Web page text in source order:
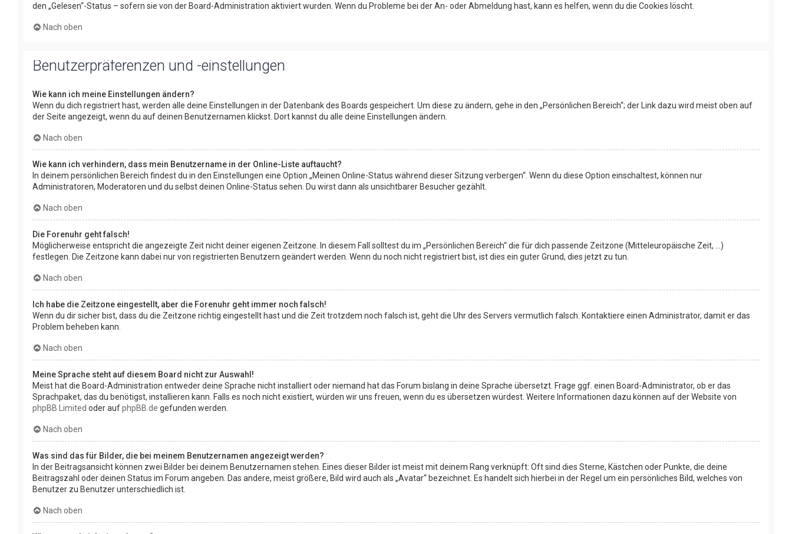
den „Gelesen“-Status – sofern sie von der Board-Administration aktiviert wurden. Wenn du Probleme bei der An- oder Abmeldung hast, kann es helfen, wenn du die Cookies löscht.
Nach oben
Benutzerpräferenzen und -einstellungen
Wie kann ich meine Einstellungen ändern?
Wenn du dich registriert hast, werden alle deine Einstellungen in der Datenbank des Boards gespeichert. Um diese zu ändern, gehe in den „Persönlichen Bereich“; der Link dazu wird meist oben auf
der Seite angezeigt, wenn du auf deinen Benutzernamen klickst. Dort kannst du alle deine Einstellungen ändern.
Nach oben
Wie kann ich verhindern, dass mein Benutzername in der Online-Liste auftaucht?
In deinem persönlichen Bereich findest du in den Einstellungen eine Option „Meinen Online-Status während dieser Sitzung verbergen“. Wenn du diese Option einschaltest, können nur
Administratoren, Moderatoren und du selbst deinen Online-Status sehen. Du wirst dann als unsichtbarer Besucher gezählt.
Nach oben
Die Forenuhr geht falsch!
Möglicherweise entspricht die angezeigte Zeit nicht deiner eigenen Zeitzone. In diesem Fall solltest du im „Persönlichen Bereich“ die für dich passende Zeitzone (Mitteleuropäische Zeit, ...)
festlegen. Die Zeitzone kann dabei nur von registrierten Benutzern geändert werden. Wenn du noch nicht registriert bist, ist dies ein guter Grund, dies jetzt zu tun.
Nach oben
Ich habe die Zeitzone eingestellt, aber die Forenuhr geht immer noch falsch!
Wenn du dir sicher bist, dass du die Zeitzone richtig eingestellt hast und die Zeit trotzdem noch falsch ist, geht die Uhr des Servers vermutlich falsch. Kontaktiere einen Administrator, damit er das
Problem beheben kann.
Nach oben
Meine Sprache steht auf diesem Board nicht zur Auswahl!
Meist hat die Board-Administration entweder deine Sprache nicht installiert oder niemand hat das Forum bislang in deine Sprache übersetzt. Frage ggf. einen Board-Administrator, ob er das
Sprachpaket, das du benötigst, installieren kann. Falls es noch nicht existiert, würden wir uns freuen, wenn du es übersetzen würdest. Weitere Informationen dazu können auf der Website von
phpBB Limited oder aufphpBB.de gefunden werden.
Nach oben
Was sind das für Bilder, die bei meinem Benutzernamen angezeigt werden?
In der Beitragsansicht können zwei Bilder bei deinem Benutzernamen stehen. Eines dieser Bilder ist meist mit deinem Rang verknüpft: Oft sind dies Sterne, Kästchen oder Punkte, die deine
Beitragszahl oder deinen Status im Forum angeben. Das andere, meist größere, Bild wird auch als „Avatar“ bezeichnet. Es handelt sich hierbei in der Regel um ein persönliches Bild, welches von
Benutzer zu Benutzer unterschiedlich ist.
Nach oben